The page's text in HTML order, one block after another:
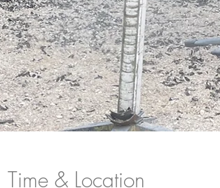
Time & Location